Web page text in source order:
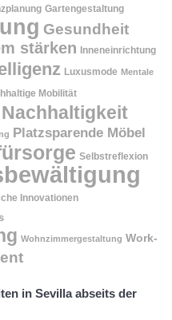
Gartengestaltung
Gesundheit
stärken Inneneinrichtung
Luxusmode Mentale
Mobilität
Nachhaltigkeit
Platzsparende Möbel
Selbstreflexion
Innovationen
Wohnzimmergestaltung Work-
in Sevilla abseits der